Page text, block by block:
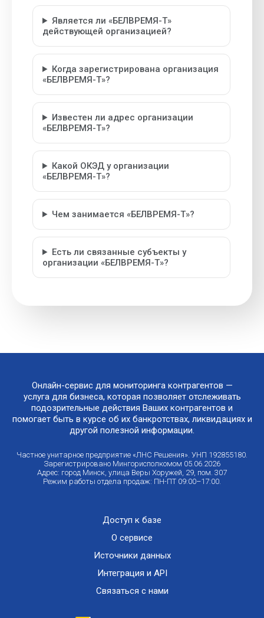
Является ли «БЕЛВРЕМЯ-Т»
действующей организацией?
Когда зарегистрирована организация
«БЕЛВРЕМЯ-Т»?
Известен ли адрес организации
«БЕЛВРЕМЯ-Т»?
Какой ОКЭД у организации
«БЕЛВРЕМЯ-Т»?
Чем занимается «БЕЛВРЕМЯ-Т»?
Есть ли связанные субъекты у
организации «БЕЛВРЕМЯ-Т»?
Онлайн-сервис для мониторинга контрагентов —
услуга для бизнеса, которая позволяет отслеживать
подозрительные действия Ваших контрагентов и
помогает быть в курсе об их банкротствах, ликвидациях и
другой полезной информации.
Частное унитарное предприятие «ЛНС Решения». УНП 192855180.
Зарегистрировано Мингорисполкомом 05.06.2026
Адрес: город Минск, улица Веры Хоружей, 29, пом. 307
Режим работы отдела продаж: ПН-ПТ 09:00–17:00.
Доступ к базе
О сервисе
Источники данных
Интеграция и API
Связаться с нами